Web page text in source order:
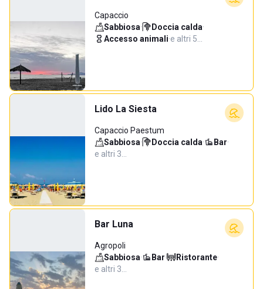
Capaccio
Sabbiosa· Doccia calda·
Accesso animali·e altri 5…
Lido La Siesta
Capaccio Paestum
Sabbiosa· Doccia calda· Bar·
e altri 3…
Bar Luna
Agropoli
Sabbiosa· Bar· Ristorante·
e altri 3…